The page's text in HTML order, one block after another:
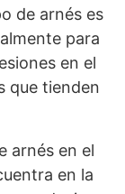
de arnés es
para
en el
que tienden
arnés en el
en la